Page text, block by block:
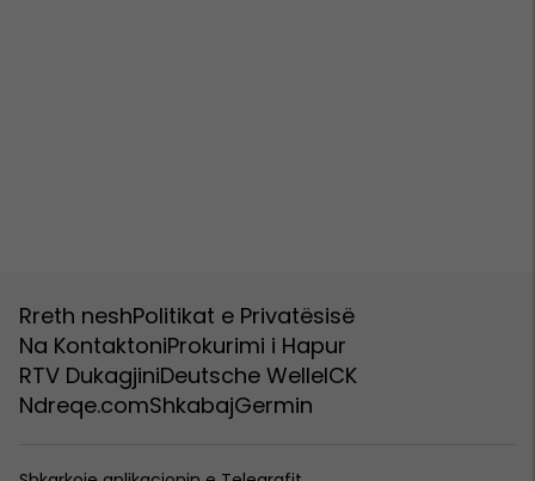
Rreth neshPolitikat e Privatësisë
Na KontaktoniProkurimi i Hapur
RTV DukagjiniDeutsche WelleICK
Ndreqe.comShkabajGermin